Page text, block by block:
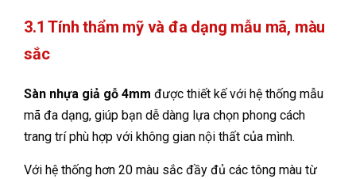
3.1 Tính thẩm mỹ và đa dạng mẫu mã, màu
sắc
Sàn nhựa giả gỗ 4mm được thiết kế với hệ thống mẫu
mã đa dạng, giúp bạn dễ dàng lựa chọn phong cách
trang trí phù hợp với không gian nội thất của mình.
Với hệ thống hơn 20 màu sắc đầy đủ các tông màu từ